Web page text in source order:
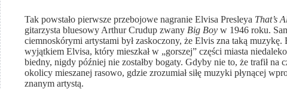
Tak powstało pierwsze przebojowe nagranie Elvisa Presleya That’s
gitarzysta bluesowy Arthur Crudup zwany Big Boy w 1946 roku.
ciemnoskórymi artystami był zaskoczony, że Elvis zna taką
wyjątkiem Elvisa, który mieszkał w „gorszej” części miasta
biedny, nigdy później nie zostałby bogaty. Gdyby nie to, że trafił na
okolicy mieszanej rasowo, gdzie zrozumiał siłę muzyki płynącej
znanym artystą.